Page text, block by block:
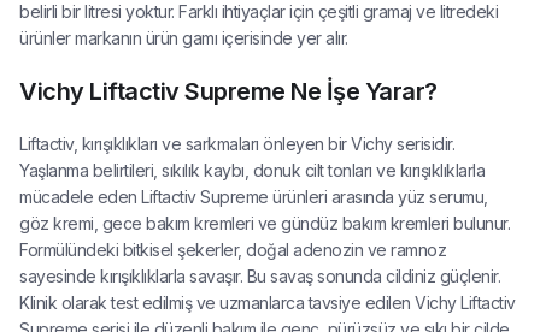
belirli bir litresi yoktur. Farklı ihtiyaçlar için çeşitli gramaj ve litredeki
ürünler markanın ürün gamı içerisinde yer alır.
Vichy Liftactiv Supreme Ne İşe Yarar?
Liftactiv, kırışıklıkları ve sarkmaları önleyen bir Vichy serisidir.
Yaşlanma belirtileri, sıkılık kaybı, donuk cilt tonları ve kırışıklıklarla
mücadele eden Liftactiv Supreme ürünleri arasında yüz serumu,
göz kremi, gece bakım kremleri ve gündüz bakım kremleri bulunur.
Formülündeki bitkisel şekerler, doğal adenozin ve ramnoz
sayesinde kırışıklıklarla savaşır. Bu savaş sonunda cildiniz güçlenir.
Klinik olarak test edilmiş ve uzmanlarca tavsiye edilen Vichy Liftactiv